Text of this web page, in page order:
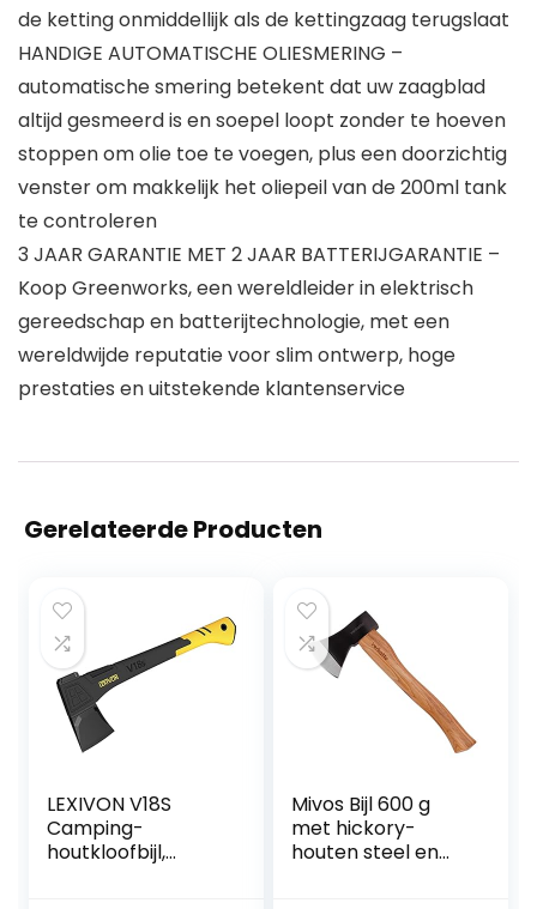
de ketting onmiddellijk als de kettingzaag terugslaat
HANDIGE AUTOMATISCHE OLIESMERING –
automatische smering betekent dat uw zaagblad
altijd gesmeerd is en soepel loopt zonder te hoeven
stoppen om olie toe te voegen, plus een doorzichtig
venster om makkelijk het oliepeil van de 200ml tank
te controleren
3 JAAR GARANTIE MET 2 JAAR BATTERIJGARANTIE –
Koop Greenworks, een wereldleider in elektrisch
gereedschap en batterijtechnologie, met een
wereldwijde reputatie voor slim ontwerp, hoge
prestaties en uitstekende klantenservice
Gerelateerde Producten
LEXIVON V18S
Camping-
houtkloofbijl,
Mivos Bijl 600 g
met hickory-
houten steel en